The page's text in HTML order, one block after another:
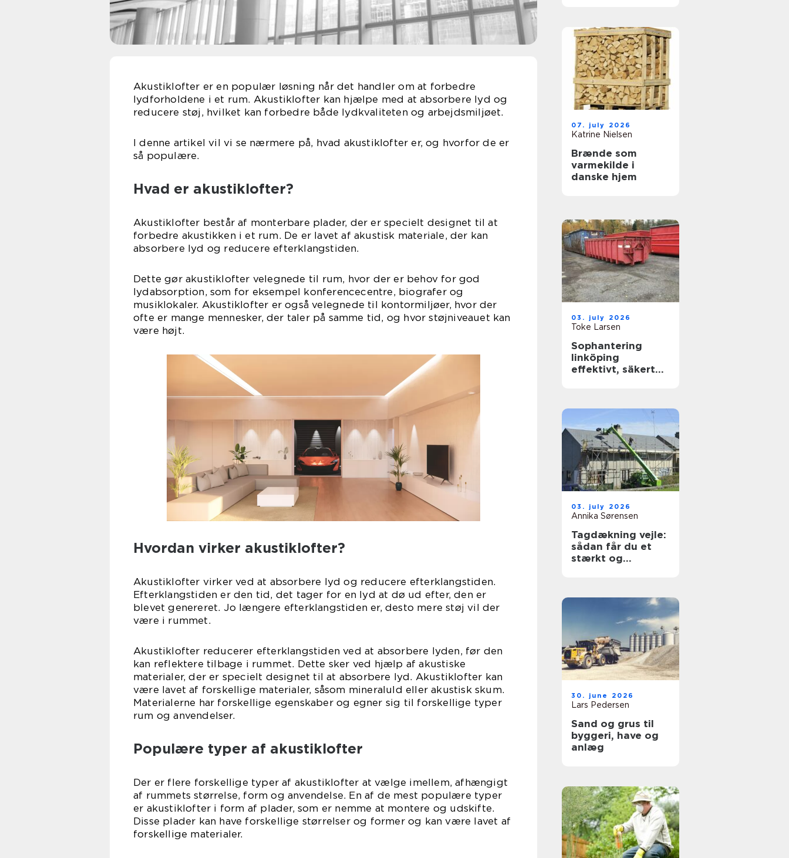
Akustiklofter er en populær løsning når det handler om at forbedre
lydforholdene i et rum. Akustiklofter kan hjælpe med at absorbere lyd og
reducere støj, hvilket kan forbedre både lydkvaliteten og arbejdsmiljøet.
I denne artikel vil vi se nærmere på, hvad akustiklofter er, og hvorfor de er
så populære.
Hvad er akustiklofter?
Akustiklofter består af monterbare plader, der er specielt designet til at
forbedre akustikken i et rum. De er lavet af akustisk materiale, der kan
absorbere lyd og reducere efterklangstiden.
Dette gør akustiklofter velegnede til rum, hvor der er behov for god
lydabsorption, som for eksempel konferencecentre, biografer og
musiklokaler. Akustiklofter er også velegnede til kontormiljøer, hvor der
ofte er mange mennesker, der taler på samme tid, og hvor støjniveauet kan
være højt.
Hvordan virker akustiklofter?
Akustiklofter virker ved at absorbere lyd og reducere efterklangstiden.
Efterklangstiden er den tid, det tager for en lyd at dø ud efter, den er
blevet genereret. Jo længere efterklangstiden er, desto mere støj vil der
være i rummet.
Akustiklofter reducerer efterklangstiden ved at absorbere lyden, før den
kan reflektere tilbage i rummet. Dette sker ved hjælp af akustiske
materialer, der er specielt designet til at absorbere lyd. Akustiklofter kan
være lavet af forskellige materialer, såsom mineraluld eller akustisk skum.
Materialerne har forskellige egenskaber og egner sig til forskellige typer
rum og anvendelser.
Populære typer af akustiklofter
Der er flere forskellige typer af akustiklofter at vælge imellem, afhængigt
af rummets størrelse, form og anvendelse. En af de mest populære typer
er akustiklofter i form af plader, som er nemme at montere og udskifte.
Disse plader kan have forskellige størrelser og former og kan være lavet af
forskellige materialer.
07. july 2026
Katrine Nielsen
Brænde som
varmekilde i
danske hjem
03. july 2026
Toke Larsen
Sophantering
linköping
effektivt, säkert
03. july 2026
Annika Sørensen
Tagdækning vejle:
sådan får du et
stærkt og
30. june 2026
Lars Pedersen
Sand og grus til
byggeri, have og
anlæg